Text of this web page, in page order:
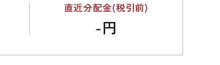
直近分配金(税引前)
-円